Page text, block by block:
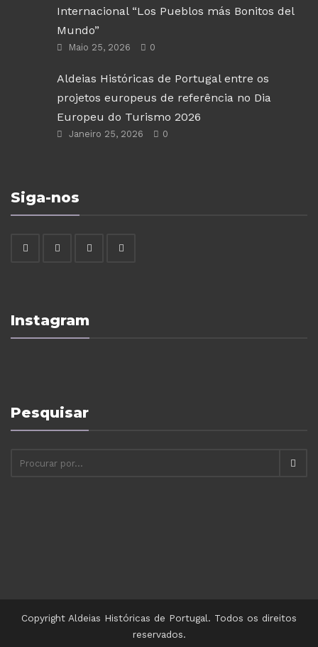
Internacional “Los Pueblos más Bonitos del
Mundo”
Maio 25, 2026 0
Aldeias Históricas de Portugal entre os
projetos europeus de referência no Dia
Europeu do Turismo 2026
Janeiro 25, 2026 0
Siga-nos
Instagram
Pesquisar
Copyright Aldeias Históricas de Portugal. Todos os direitos
reservados.